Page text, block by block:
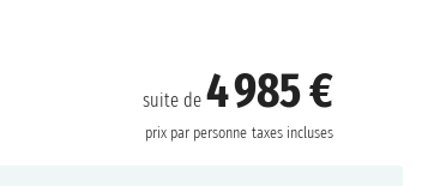
suite de4 985 €
prix par personne taxes incluses